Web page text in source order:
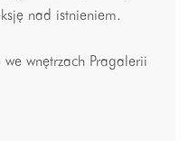
nad istnieniem.
wnętrzach Pragalerii